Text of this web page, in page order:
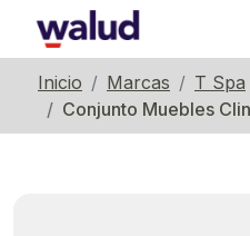
Inicio Marcas T Spa
Conjunto Muebles